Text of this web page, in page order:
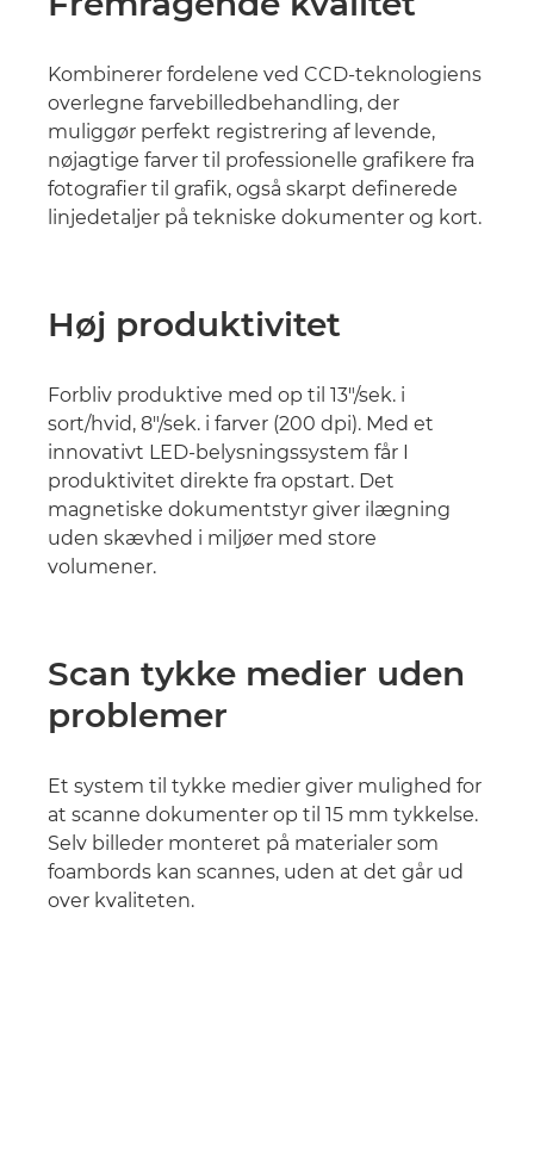
Kombinerer fordelene ved CCD-teknologiens
overlegne farvebilledbehandling, der
muliggør perfekt registrering af levende,
nøjagtige farver til professionelle grafikere fra
fotografier til grafik, også skarpt definerede
linjedetaljer på tekniske dokumenter og kort.
Høj produktivitet
Forbliv produktive med op til 13"/sek. i
sort/hvid, 8"/sek. i farver (200 dpi). Med et
innovativt LED-belysningssystem får I
produktivitet direkte fra opstart. Det
magnetiske dokumentstyr giver ilægning
uden skævhed i miljøer med store
volumener.
Scan tykke medier uden
problemer
Et system til tykke medier giver mulighed for
at scanne dokumenter op til 15 mm tykkelse.
Selv billeder monteret på materialer som
foambords kan scannes, uden at det går ud
over kvaliteten.